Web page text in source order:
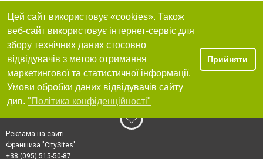
Цей сайт використовує «cookies». Також
веб-сайт використовує інтернет-сервіс для
збору технічних даних стосовно
відвідувачів з метою отримання
маркетингової та статистичної інформації.
Умови обробки даних відвідувачів сайту
див. "Політика конфіденційності"
Прийняти
Реклама на сайті
Франшиза "CitySites"
+38 (095) 515-50-87